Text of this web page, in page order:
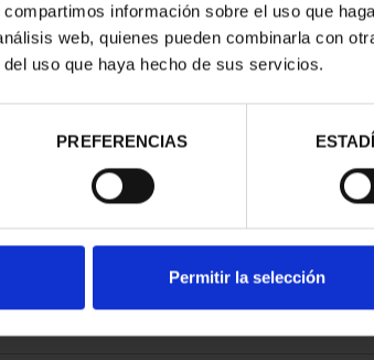
información sobre el uso que
web, quienes pueden combinarla con
uso que haya hecho de sus servicios.
PREFERENCIAS
Permitir la selección
-